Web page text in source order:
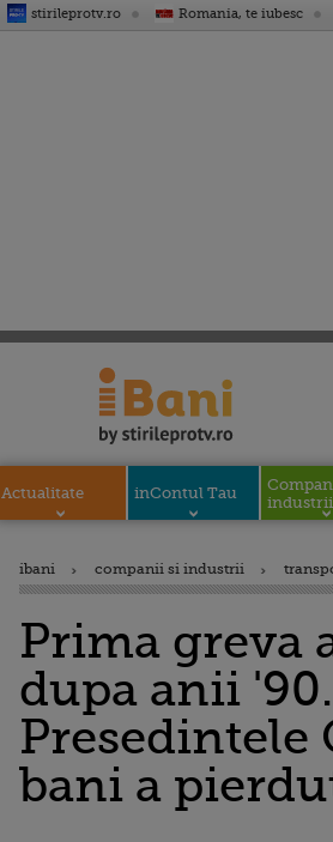
stirileprotv.ro Romania, te iubesc
Actualitate inContul Tau
industrii
ibani companii si industrii
Prima greva
dupa anii
Presedintele
bani a